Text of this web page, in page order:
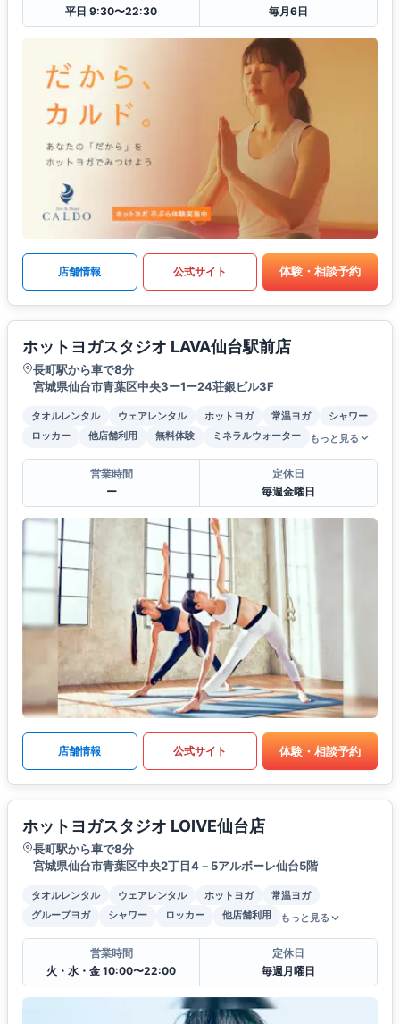
平日 9:30〜22:30
毎月6日
店舗情報 公式サイト 体験・相談予約
ホットヨガスタジオ LAVA仙台駅前店
長町駅から車で8分
宮城県仙台市青葉区中央3ー1ー24荘銀ビル3F
タオルレンタル ウェアレンタル ホットヨガ 常温ヨガ
シャワー
ロッカー
他店舗利用 無料体験 ミネラルウォーター もっと見る
営業時間
ー
定休日
毎週金曜日
店舗情報 公式サイト 体験・相談予約
ホットヨガスタジオ LOIVE仙台店
長町駅から車で8分
宮城県仙台市青葉区中央2丁目4－5アルボーレ仙台5階
タオルレンタル ウェアレンタル ホットヨガ
常温ヨガ
グループヨガ
シャワー ロッカー 他店舗利用 もっと見る
営業時間
火・水・金 10:00〜22:00
定休日
毎週月曜日